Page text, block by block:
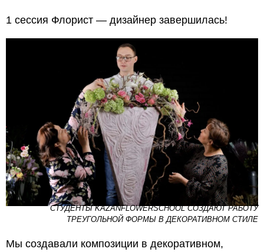
1 сессия Флорист — дизайнер завершилась!
СТУДЕНТЫ KAZANFLOWERSCHOOL СОЗДАЮТ РАБОТУ
ТРЕУГОЛЬНОЙ ФОРМЫ В ДЕКОРАТИВНОМ СТИЛЕ
Мы создавали композиции в декоративном,